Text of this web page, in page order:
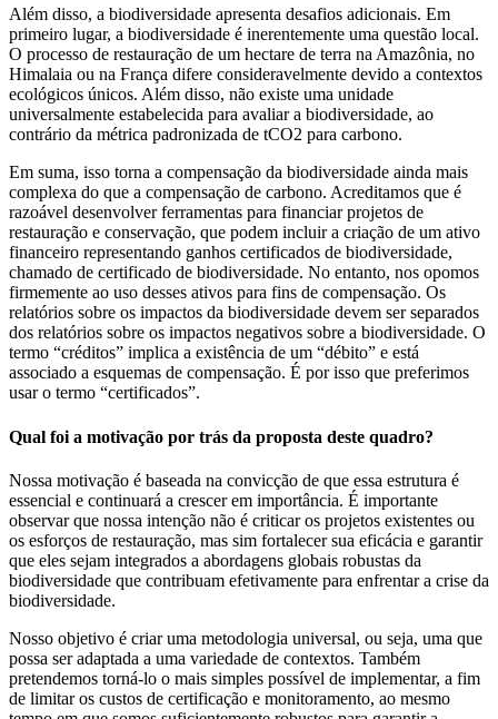
Além disso, a biodiversidade apresenta desafios adicionais. Em
primeiro lugar, a biodiversidade é inerentemente uma questão local.
O processo de restauração de um hectare de terra na Amazônia, no
Himalaia ou na França difere consideravelmente devido a contextos
ecológicos únicos. Além disso, não existe uma unidade
universalmente estabelecida para avaliar a biodiversidade, ao
contrário da métrica padronizada de tCO2 para carbono.
Em suma, isso torna a compensação da biodiversidade ainda mais
complexa do que a compensação de carbono. Acreditamos que é
razoável desenvolver ferramentas para financiar projetos de
restauração e conservação, que podem incluir a criação de um ativo
financeiro representando ganhos certificados de biodiversidade,
chamado de certificado de biodiversidade. No entanto, nos opomos
firmemente ao uso desses ativos para fins de compensação. Os
relatórios sobre os impactos da biodiversidade devem ser separados
dos relatórios sobre os impactos negativos sobre a biodiversidade. O
termo “créditos” implica a existência de um “débito” e está
associado a esquemas de compensação. É por isso que preferimos
usar o termo “certificados”.
Qual foi a motivação por trás da proposta deste quadro?
Nossa motivação é baseada na convicção de que essa estrutura é
essencial e continuará a crescer em importância. É importante
observar que nossa intenção não é criticar os projetos existentes ou
os esforços de restauração, mas sim fortalecer sua eficácia e garantir
que eles sejam integrados a abordagens globais robustas da
biodiversidade que contribuam efetivamente para enfrentar a crise da
biodiversidade.
Nosso objetivo é criar uma metodologia universal, ou seja, uma que
possa ser adaptada a uma variedade de contextos. Também
pretendemos torná-lo o mais simples possível de implementar, a fim
de limitar os custos de certificação e monitoramento, ao mesmo